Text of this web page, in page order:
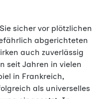
sicher vor plötzlichen
abgerichteten
auch zuverlässig
seit Jahren in vielen
in Frankreich,
als universelles